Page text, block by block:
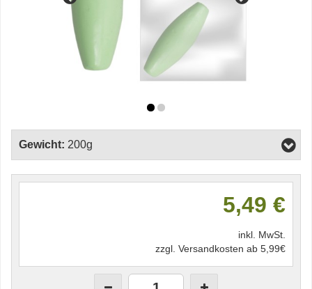
Gewicht: 200g
5,49 €
inkl. MwSt.
zzgl. Versandkosten ab 5,99€